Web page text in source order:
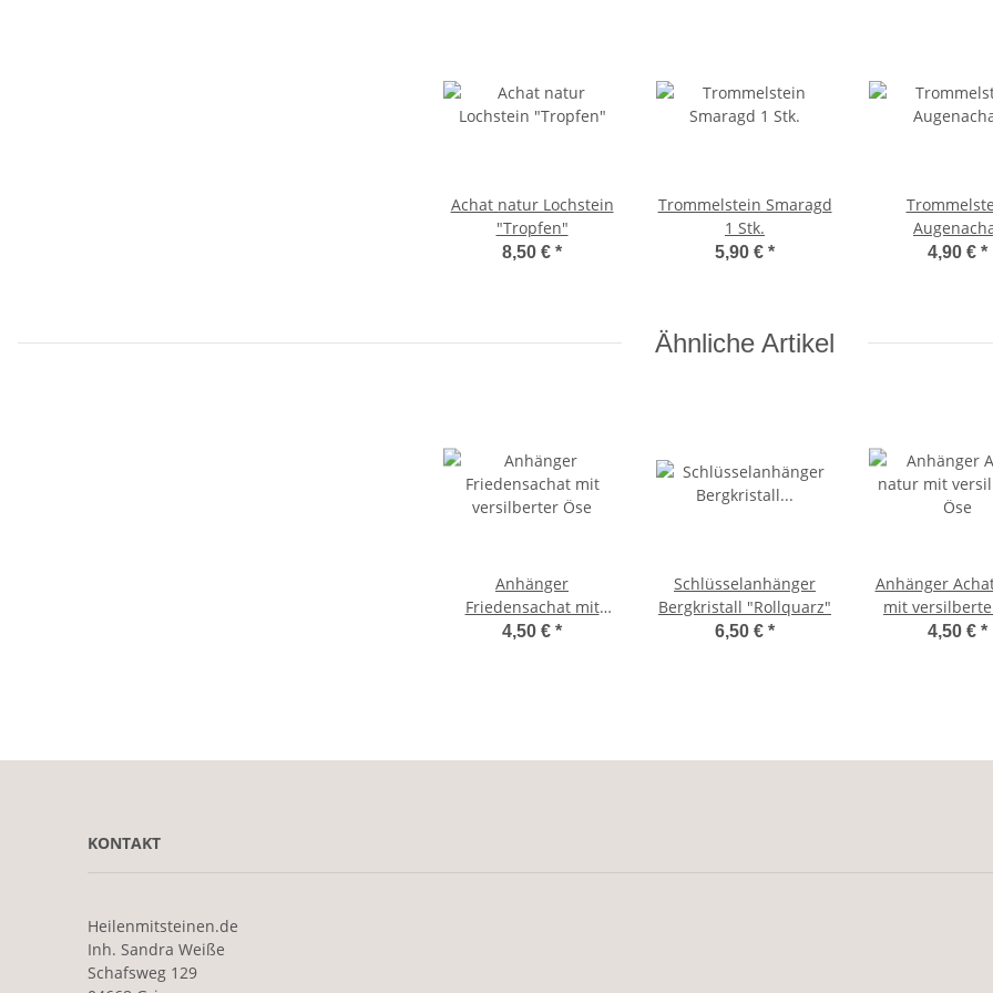
Achat natur Lochstein
"Tropfen"
8,50 € *
Trommelstein Smaragd
1 Stk.
5,90 € * 4,90 € *
Ähnliche Artikel
Anhänger
Friedensachat mit
versilberter Öse
4,50 € *
Schlüsselanhänger
Bergkristall "Rollquarz"
6,50 € *
Anhänger
mit
4,50 € *
KONTAKT
Heilenmitsteinen.de
Inh. Sandra Weiße
Schafsweg 129